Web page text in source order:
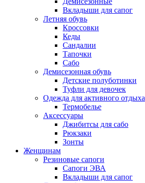
Вкладыши для сапог
Летняя обувь
Кроссовки
Кеды
Сандалии
Тапочки
Сабо
Демисезонная обувь
Детские полуботинки
Туфли для девочек
Одежда для активного отдыха
Термобелье
Аксессуары
Джибитсы для сабо
Рюкзаки
Зонты
Женщинам
Резиновые сапоги
Cапоги ЭВА
Вкладыши для сапог